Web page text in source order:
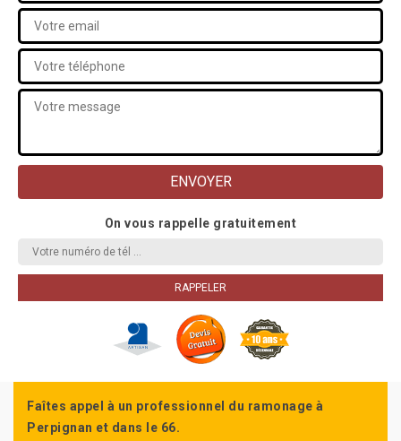
On vous rappelle gratuitement
Faîtes appel à un professionnel du ramonage à
Perpignan et dans le 66.